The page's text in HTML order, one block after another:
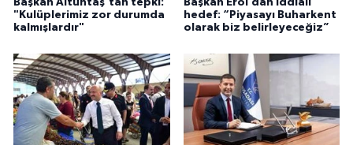
"Kulüplerimiz zor durumda
kalmışlardır"
hedef: “Piyasayı Buharkent
olarak biz belirleyeceğiz”